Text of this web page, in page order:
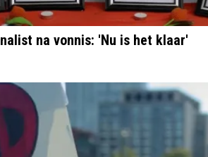
na vonnis: 'Nu is het klaar'